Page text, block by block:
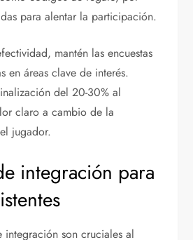
para alentar la participación.
mantén las encuestas
en áreas clave de interés.
del 20-30% al
claro a cambio de la
jugador.
integración para
integración son cruciales al